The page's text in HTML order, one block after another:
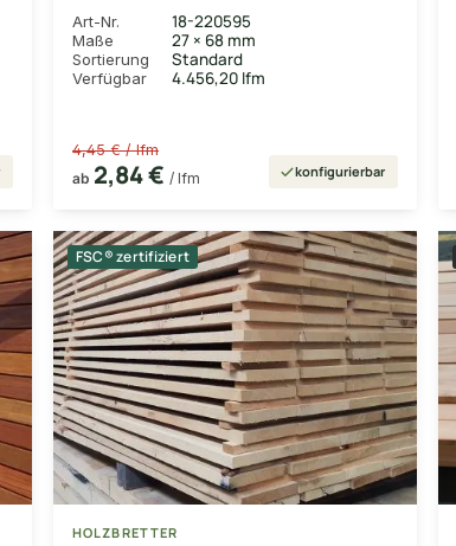
Art-Nr. 18-220595
Maße 27 × 68 mm
Sortierung Standard
Verfügbar 4.456,20 lfm
4,45 € / lfm
ab 2,84 € / lfm konfigurierbar
FSC® zertifiziert
HOLZBRETTER